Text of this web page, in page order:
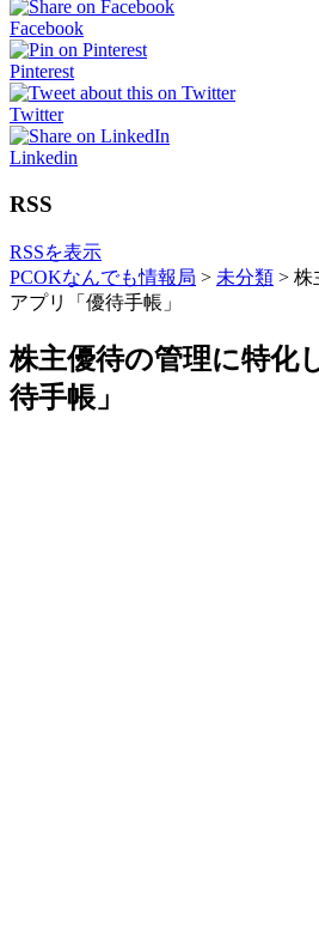
Facebook
Pinterest
Twitter
Linkedin
RSS
RSSを表示
PCOKなんでも情報局 > 未分類 > 株
アプリ「優待手帳」
株主優待の管理に特化
待手帳」